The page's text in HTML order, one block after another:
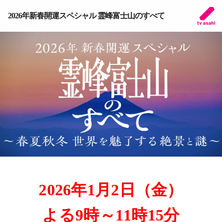
2026年新春開運スペシャル 霊峰富士山のすべて
2026年1月2日（金）
よる9時～11時15分